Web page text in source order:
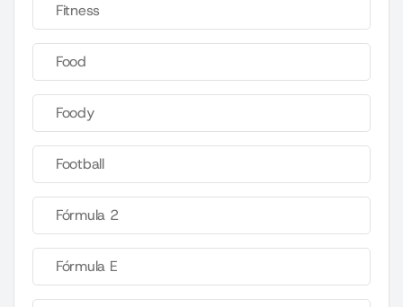
Fitness
Food
Foody
Football
Fórmula 2
Fórmula E